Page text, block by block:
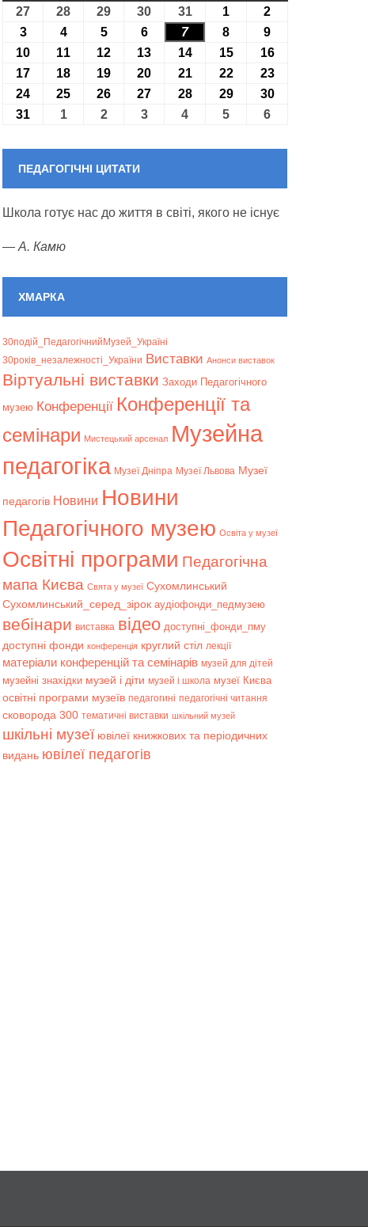
27 27.07.2026
28 28.07.2026
29 29.07.2026
30 30.07.2026
3131.07.2026
1 01.08.2026
2
303.08.2026
404.08.2026
505.08.2026
606.08.2026
707.08.2026
8 08.08.2026
9
10 10.08.2026
11 11.08.2026
12 12.08.2026
13 13.08.2026
1414.08.2026
1515.08.2026
1616.08.2026
17 17.08.2026
18 18.08.2026
19 19.08.2026
20 20.08.2026
2121.08.2026
2222.08.2026
2323.08.2026
24 24.08.2026
25 25.08.2026
26 26.08.2026
27 27.08.2026
2828.08.2026
2929.08.2026
3030.08.2026
31 31.08.2026
101.09.2026
202.09.2026
303.09.2026
4 04.09.2026
5 05.09.2026
6
ПЕДАГОГІЧНІ ЦИТАТИ
Школа готує нас до життя в світі, якого не існує
— А. Камю
ХМАРКА
30подій_ПедагогічнийМузей_Україні
30років_незалежності_України Bиставки Анонси виставок
Віртуальні виставки Заходи Педагогічного
музею Конференції Конференції та
семінари Мистецький арсенал Музейна
педагогіка Музеї Дніпра Музеї Львова Музеї
педагогів Новини Новини
Педагогічного музею Освіта у музеї
Освітні програми Педагогічна
мапа Києва Свята у музеї Сухомлинський
Сухомлинський_серед_зірок аудіофонди_педмузею
вебінари виставка відео доступні_фонди_пму
доступні фонди конференція круглий стіл лекції
матеріали конференцій та семінарів музей для дітей
музейні знахідки музей і діти музей і школа музеї Києва
освітні програми музеїв педагогині педагогічні читання
сковорода 300 тематичні виставки шкільний музей
шкільні музеї ювілеї книжкових та періодичних
видань ювілеї педагогів